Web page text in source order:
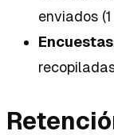
enviados